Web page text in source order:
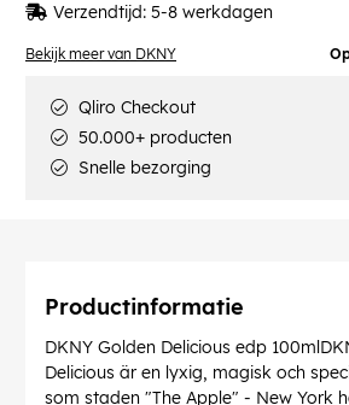
Bekijk meer van DKNY
Verzendtijd: 5-8 werkdagen
Qliro Checkout
50.000+ producten
Snelle bezorging
Productinformatie
DKNY Golden Delicious edp
Delicious är en lyxig, magisk och
som staden "The Apple" - New York